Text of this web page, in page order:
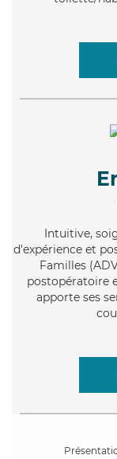
Intuitive,
d'expérience et
Familles
postopératoire
apporte ses